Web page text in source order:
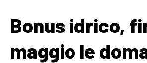
Bonus idrico,
maggio le